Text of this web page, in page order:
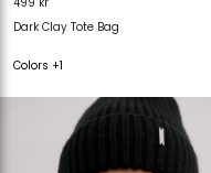
Dark Clay Tote Bag
Colors +1
Verwijderen
verlanglijstje